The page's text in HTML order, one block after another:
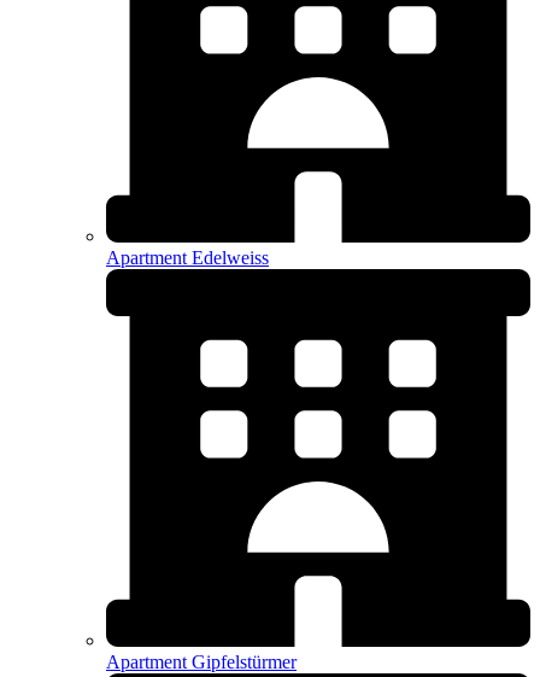
Apartment Edelweiss
Apartment Gipfelstürmer